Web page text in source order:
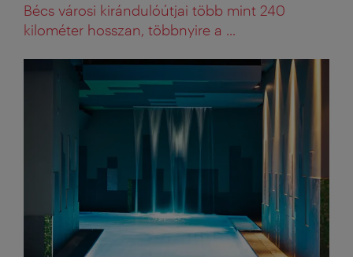
Bécs városi kirándulóútjai több mint 240
kilométer hosszan, többnyire a ...